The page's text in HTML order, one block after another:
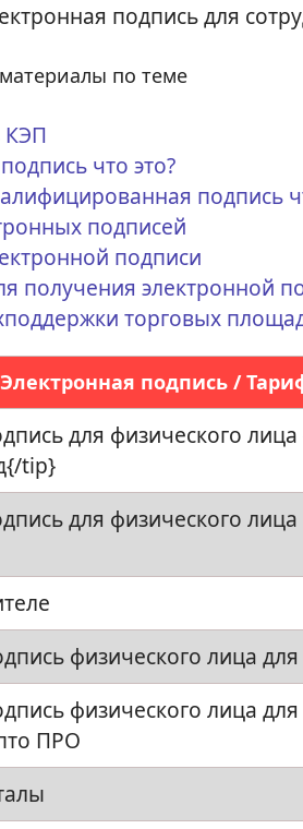
подпись для
по теме
КЭП
что это?
подпись
подписей
подписи
получения электронной
торговых
Электронная подпись /
для физического
tip}
для физического
физического лица
физического лица
ПРО